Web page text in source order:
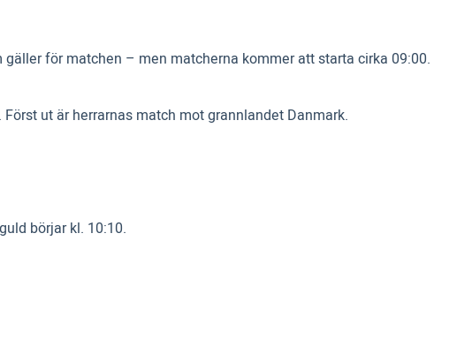
för matchen – men matcherna kommer att starta cirka 09:00.
ut är herrarnas match mot grannlandet Danmark.
börjar kl. 10:10.